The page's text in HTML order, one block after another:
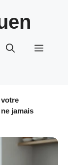
Menu
jamais